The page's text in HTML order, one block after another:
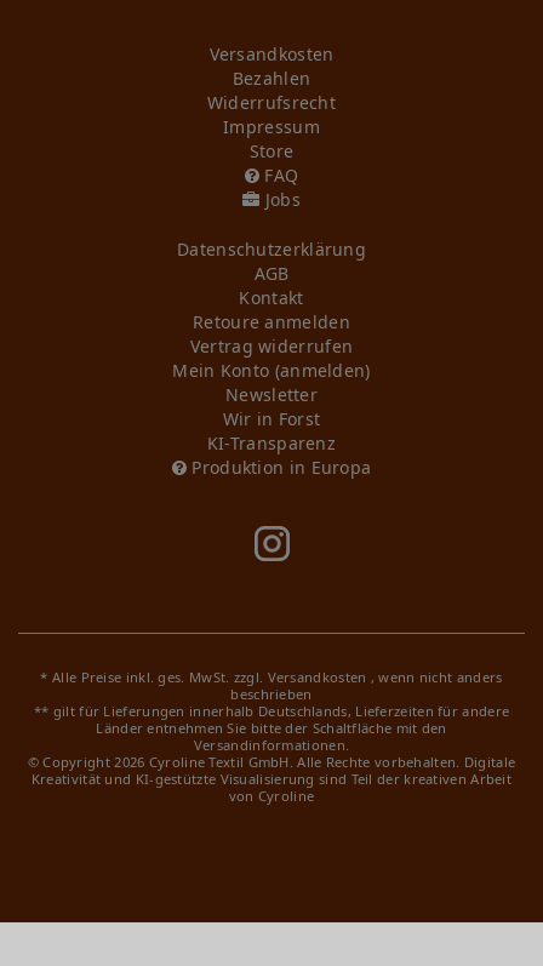
Versandkosten
Bezahlen
Widerrufs­recht
Impressum
Store
FAQ
Jobs
Daten­schutz­erklärung
AGB
Kontakt
Retoure anmelden
Vertrag widerrufen
Mein Konto (anmelden)
Newsletter
Wir in Forst
KI-Transparenz
Produktion in Europa
* Alle Preise inkl. ges. MwSt. zzgl. Versandkosten , wenn nicht anders
beschrieben
** gilt für Lieferungen innerhalb Deutschlands, Lieferzeiten für andere
Länder entnehmen Sie bitte der Schaltfläche mit den
Versandinformationen.
© Copyright 2026 Cyroline Textil GmbH. Alle Rechte vorbehalten. Digitale
Kreativität und KI-gestützte Visualisierung sind Teil der kreativen Arbeit
von Cyroline